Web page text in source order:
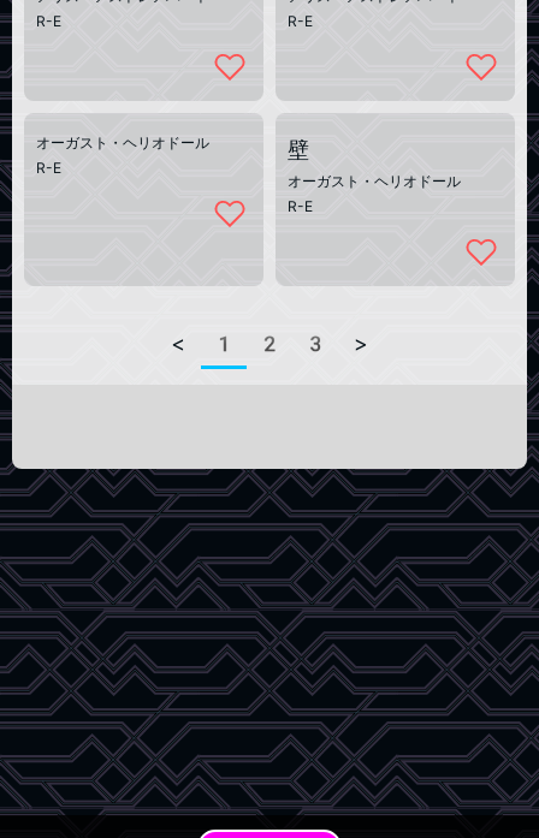
R-E
R-E
オーガスト・ヘリオドール
R-E
壁
オーガスト・ヘリオドール
R-E
< 1 2 3 >